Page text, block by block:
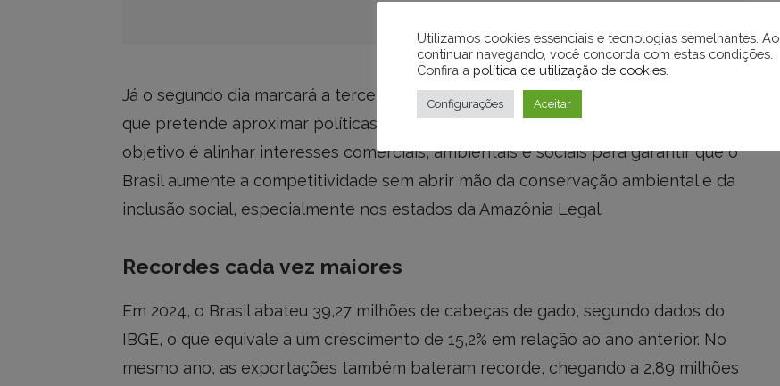
Já o segundo dia marcará a terceira edição dos Diálogos Boi na Linha, iniciativa
que pretende aproximar políticas públicas e práticas sustentáveis no campo. O
objetivo é alinhar interesses comerciais, ambientais e sociais para garantir que o
Brasil aumente a competitividade sem abrir mão da conservação ambiental e da
inclusão social, especialmente nos estados da Amazônia Legal.
Recordes cada vez maiores
Em 2024, o Brasil abateu 39,27 milhões de cabeças de gado, segundo dados do
IBGE, o que equivale a um crescimento de 15,2% em relação ao ano anterior. No
mesmo ano, as exportações também bateram recorde, chegando a 2,89 milhões
Utilizamos cookies essenciais e tecnologias semelhantes. Ao
continuar navegando, você concorda com estas condições.
Confira a política de utilização de cookies
Configurações Aceitar